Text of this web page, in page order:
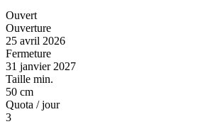
Ouvert
Ouverture
25 avril 2026
Fermeture
31 janvier 2027
Taille min.
50 cm
Quota / jour
3